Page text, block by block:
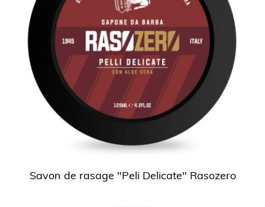
Savon de rasage "Peli Delicate" Rasozero